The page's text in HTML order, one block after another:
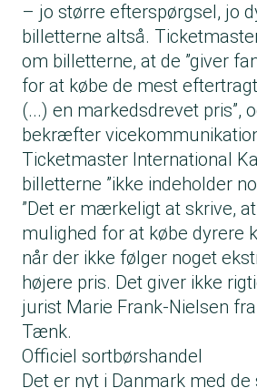
– jo større efterspørgsel, jo
billetterne altså.
om billetterne, at de ”giver
for at købe de mest
(...) en markedsdrevet pris”,
bekræfter
Ticketmaster International
billetterne ”ikke indeholder
”Det er mærkeligt at skrive,
mulighed for at købe dyrere
når der ikke følger noget
højere pris. Det giver ikke
jurist Marie Frank-Nielsen
Tænk.
Officiel sortbørshandel
Det er nyt i Danmark med de